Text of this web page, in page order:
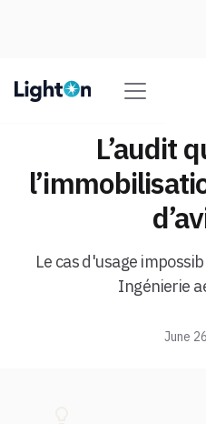
L’audit
Le cas d'usage
Ingénierie
June